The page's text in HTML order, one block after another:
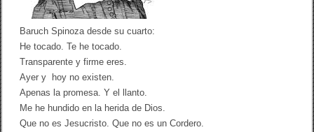
é
r
i
o
Baruch Spinoza desde su cuarto:
He tocado. Te he tocado.
Transparente y firme eres.
Ayer y hoy no existen.
Apenas la promesa. Y el llanto.
Me he hundido en la herida de Dios.
Que no es Jesucristo. Que no es un Cordero.